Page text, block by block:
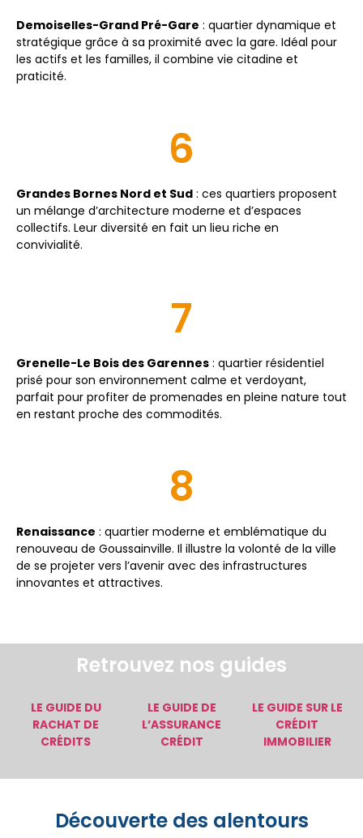
Demoiselles-Grand Pré-Gare : quartier dynamique et
stratégique grâce à sa proximité avec la gare. Idéal pour
les actifs et les familles, il combine vie citadine et
praticité.
6
Grandes Bornes Nord et Sud : ces quartiers proposent
un mélange d’architecture moderne et d’espaces
collectifs. Leur diversité en fait un lieu riche en
convivialité.
7
Grenelle-Le Bois des Garennes : quartier résidentiel
prisé pour son environnement calme et verdoyant,
parfait pour profiter de promenades en pleine nature tout
en restant proche des commodités.
8
Renaissance : quartier moderne et emblématique du
renouveau de Goussainville. Il illustre la volonté de la ville
de se projeter vers l’avenir avec des infrastructures
innovantes et attractives.
Retrouvez nos guides
LE GUIDE DU
RACHAT DE
CRÉDITS
LE GUIDE DE
L’ASSURANCE
CRÉDIT
LE GUIDE SUR LE
CRÉDIT
IMMOBILIER
Découverte des alentours